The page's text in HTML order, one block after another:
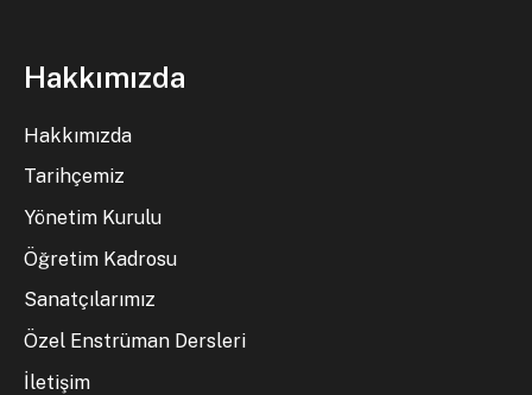
Hakkımızda
Hakkımızda
Tarihçemiz
Yönetim Kurulu
Öğretim Kadrosu
Sanatçılarımız
Özel Enstrüman Dersleri
İletişim